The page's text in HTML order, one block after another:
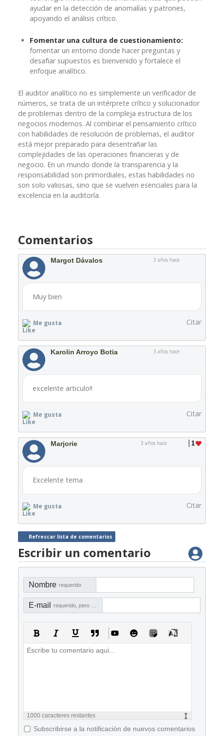
ayudar en la detección de anomalías y patrones,
apoyando el análisis crítico.
Fomentar una cultura de cuestionamiento:
fomentar un entorno donde hacer preguntas y
desafiar supuestos es bienvenido y fortalece el
enfoque analítico.
El auditor analítico no es simplemente un verificador de
números, se trata de un intérprete crítico y solucionador
de problemas dentro de la compleja estructura de los
negocios modernos. Al combinar el pensamiento crítico
con habilidades de resolución de problemas, el auditor
está mejor preparado para desentrañar las
complejidades de las operaciones financieras y de
negocio. En un mundo donde la transparencia y la
responsabilidad son primordiales, estas habilidades no
son solo valiosas, sino que se vuelven esenciales para la
excelencia en la auditoría.
Comentarios
Margot Dávalos 3 años hace
Muy bien
Me gusta Citar
Karolin Arroyo Botia 3 años hace
excelente articulo!!
Me gusta Citar
1
Marjorie 3 años hace
Excelente tema
Me gusta Citar
Refrescar lista de comentarios
Escribir un comentario
Nombre requerido
E-mail
1000 caracteres restantes
Subscribirse a la notificación de nuevos comentarios